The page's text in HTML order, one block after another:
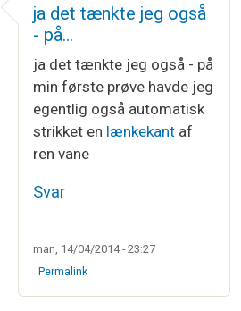
oså klaret den hæklede… af
ja det tænkte jeg også
- på…
ja det tænkte jeg også - på
min første prøve havde jeg
egentlig også automatisk
strikket en lænkekant af
ren vane
Svar
man, 14/04/2014 - 23:27
Permalink